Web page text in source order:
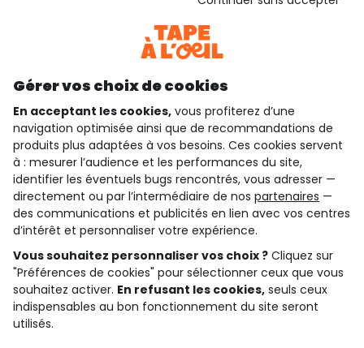
Consulter les CGU
qui sommes-nous ?
besoin d'aide ?
le club fidélité
notre catalogue
Conditions générales de ventes et d'utilisation
Conditions d’utilisation des réseaux sociaux
Politique de confidentialité
Gérer vos choix de cookies
En acceptant les cookies, vous profiterez d’une
navigation optimisée ainsi que de recommandations de
produits plus adaptées à vos besoins. Ces cookies servent
à : mesurer l’audience et les performances du site,
identifier les éventuels bugs rencontrés, vous adresser —
directement ou par l’intermédiaire de nos partenaires —
des communications et publicités en lien avec vos centres
d’intérêt et personnaliser votre expérience.
Vous souhaitez personnaliser vos choix ? Cliquez sur
"Préférences de cookies" pour sélectionner ceux que vous
souhaitez activer. En refusant les cookies, seuls ceux
indispensables au bon fonctionnement du site seront
utilisés.